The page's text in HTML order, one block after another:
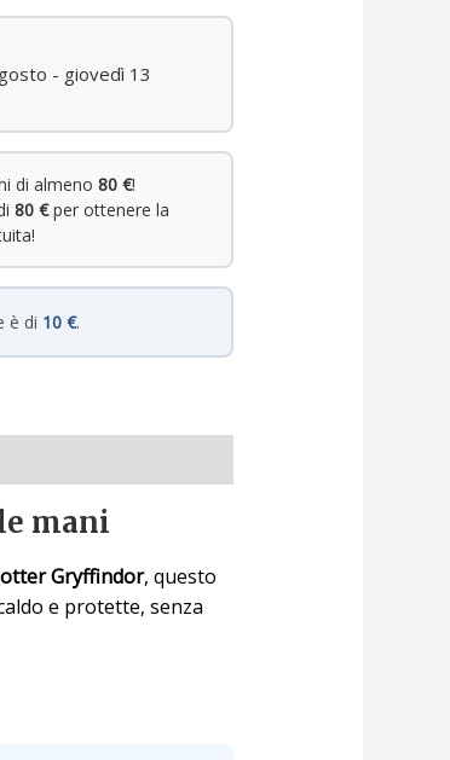
- giovedì 13
di almeno80 €!
80 €per ottenere la
è di 10 €.
mani
Gryffindor, questo
e protette, senza